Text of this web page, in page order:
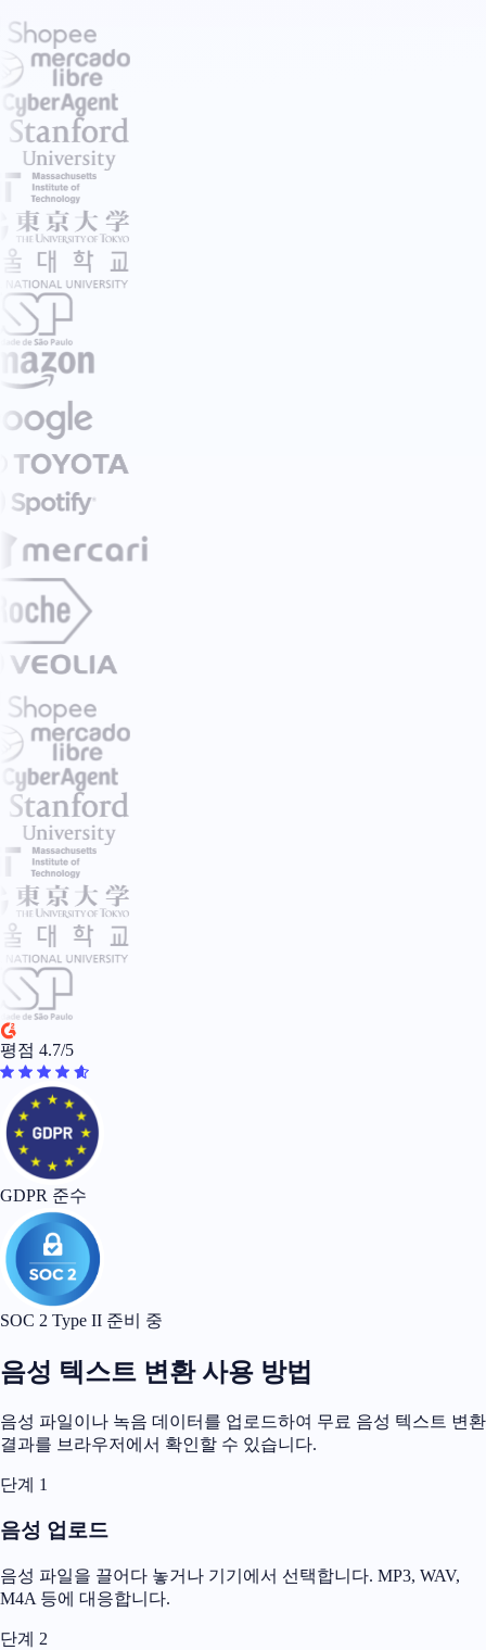
평점 4.7/5
GDPR 준수
SOC 2 Type II 준비 중
음성 텍스트 변환 사용 방법
음성 파일이나 녹음 데이터를 업로드하여 무료 음성 텍스트 변환
결과를 브라우저에서 확인할 수 있습니다.
단계 1
음성 업로드
음성 파일을 끌어다 놓거나 기기에서 선택합니다. MP3, WAV,
M4A 등에 대응합니다.
단계 2